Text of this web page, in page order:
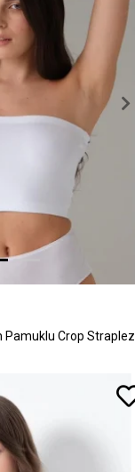
Pamuklu Crop Straplez